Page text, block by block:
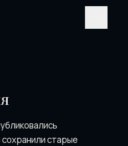
старые